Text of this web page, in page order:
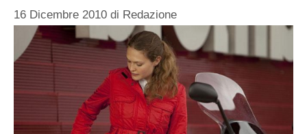
16 Dicembre 2010 di Redazione